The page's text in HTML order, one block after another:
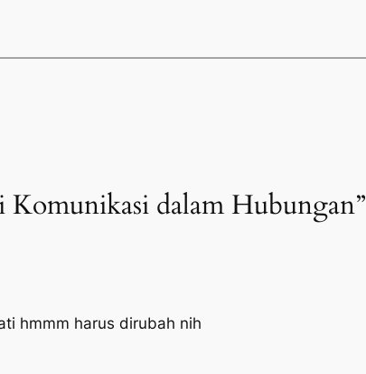
dalam Hubungan”
hmmm harus dirubah nih